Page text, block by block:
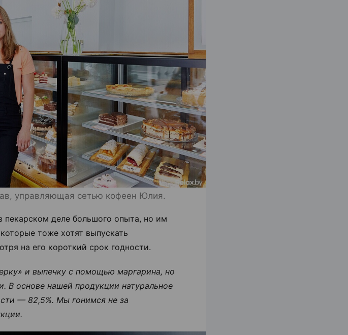
управляющая сетью кофеен Юлия.
пекарском деле большого опыта, но им
тоже хотят выпускать
на его короткий срок годности.
и выпечку с помощью маргарина, но
В основе нашей продукции натуральное
— 82,5%. Мы гонимся не за